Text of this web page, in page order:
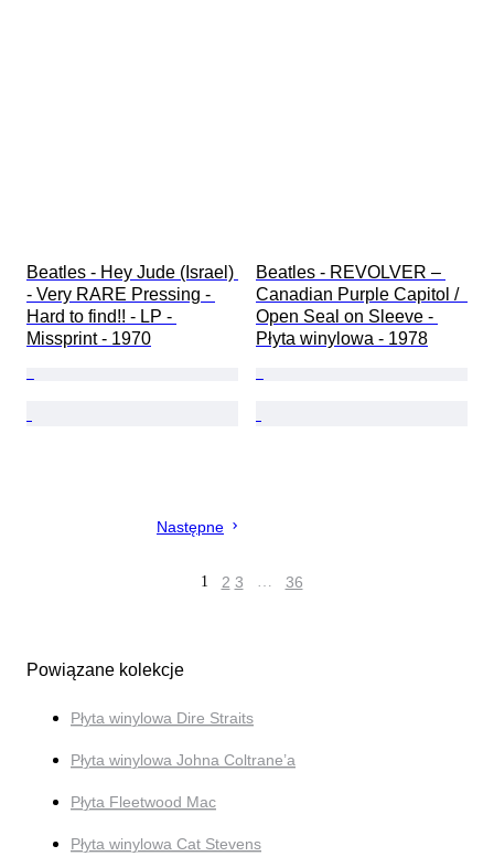
Beatles - Hey Jude (Israel)
- Very RARE Pressing -
Hard to find!! - LP -
Missprint - 1970
Beatles - REVOLVER –
Canadian Purple Capitol /
Open Seal on Sleeve -
Płyta winylowa - 1978
Następne
1 2 3 … 36
Powiązane kolekcje
Płyta winylowa Dire Straits
Płyta winylowa Johna Coltrane’a
Płyta Fleetwood Mac
Płyta winylowa Cat Stevens